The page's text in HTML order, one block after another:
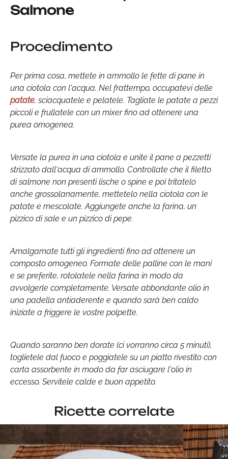
Salmone
Procedimento
Per prima cosa, mettete in ammollo le fette di pane in
una ciotola con l'acqua. Nel frattempo, occupatevi delle
patate, sciacquatele e pelatele. Tagliate le patate a pezzi
piccoli e frullatele con un mixer fino ad ottenere una
purea omogenea.
Versate la purea in una ciotola e unite il pane a pezzetti
strizzato dall'acqua di ammollo. Controllate che il filetto
di salmone non presenti lische o spine e poi tritatelo
anche grossolanamente, mettetelo nella ciotola con le
patate e mescolate. Aggiungete anche la farina, un
pizzico di sale e un pizzico di pepe.
Amalgamate tutti gli ingredienti fino ad ottenere un
composto omogeneo. Formate delle palline con le mani
e se preferite, rotolatele nella farina in modo da
avvolgerle completamente. Versate abbondante olio in
una padella antiaderente e quando sarà ben caldo
iniziate a friggere le vostre polpette.
Quando saranno ben dorate (ci vorranno circa 5 minuti),
toglietele dal fuoco e poggiatele su un piatto rivestito con
carta assorbente in modo da far asciugare l'olio in
eccesso. Servitele calde e buon appetito.
Ricette correlate